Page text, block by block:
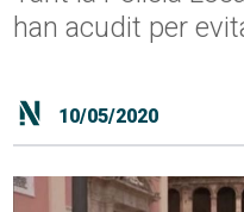
han acudit per
10/05/2020